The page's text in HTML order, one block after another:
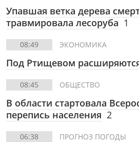
Упавшая ветка дерева
травмировала лесоруба 1
08:49 ЭКОНОМИКА
Под Ртищевом
08:45 ОБЩЕСТВО
В области стартовала
перепись населения 2
06:38 ПРОГНОЗ ПОГОДЫ